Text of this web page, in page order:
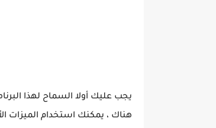
يجب عليك أولا السماح لهذا
هناك ، يمكنك استخدام الميزات